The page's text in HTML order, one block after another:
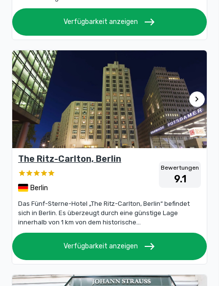
Verfügbarkeit anzeigen east
chevron_right
The Ritz-Carlton, Berlin
Berlin
Bewertungen
9.1
Das Fünf-Sterne-Hotel „The Ritz-Carlton, Berlin“ befindet
sich in Berlin. Es überzeugt durch eine günstige Lage
innerhalb von 1 km von dem historische...
Verfügbarkeit anzeigen east